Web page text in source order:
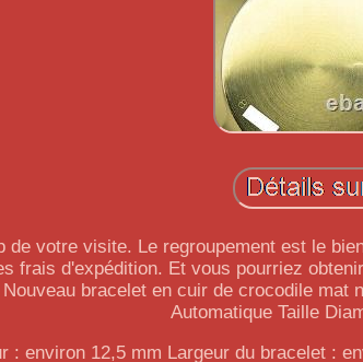
de votre visite. Le regroupement est le
frais d'expédition. Et vous pourriez
bracelet en cuir de crocodile mat
Automatique Taille
: environ 12,5 mm Largeur du bracelet :